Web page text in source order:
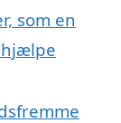
som en
hjælpe